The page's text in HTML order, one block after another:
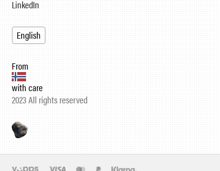
From
with care
2023 All rights reserved
LinkedIn
English